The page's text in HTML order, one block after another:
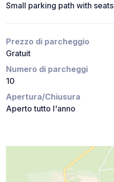
Small parking path with seats
Prezzo di parcheggio
Gratuit
Numero di parcheggi
10
Apertura/Chiusura
Aperto tutto l'anno